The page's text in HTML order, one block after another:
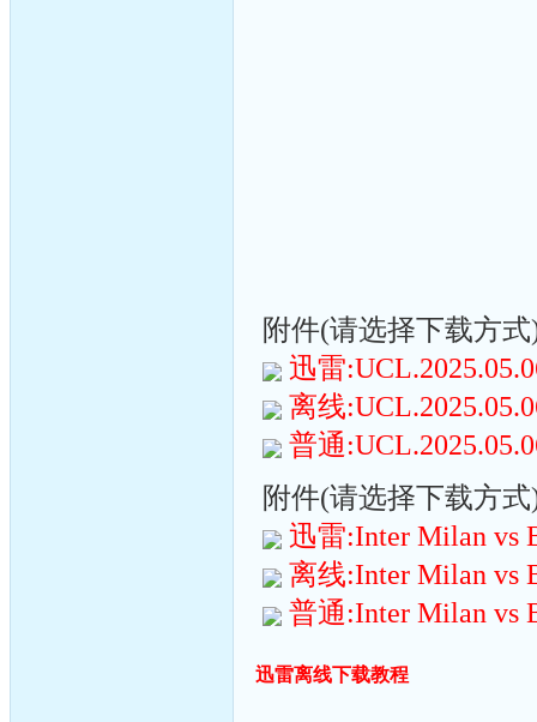
附件(请选择下载方
迅雷
离线
普通
附件(请选择下载方
迅雷:Inter Milan vs
离线:Inter Milan vs
普通:Inter Milan vs
迅雷离线下载教程